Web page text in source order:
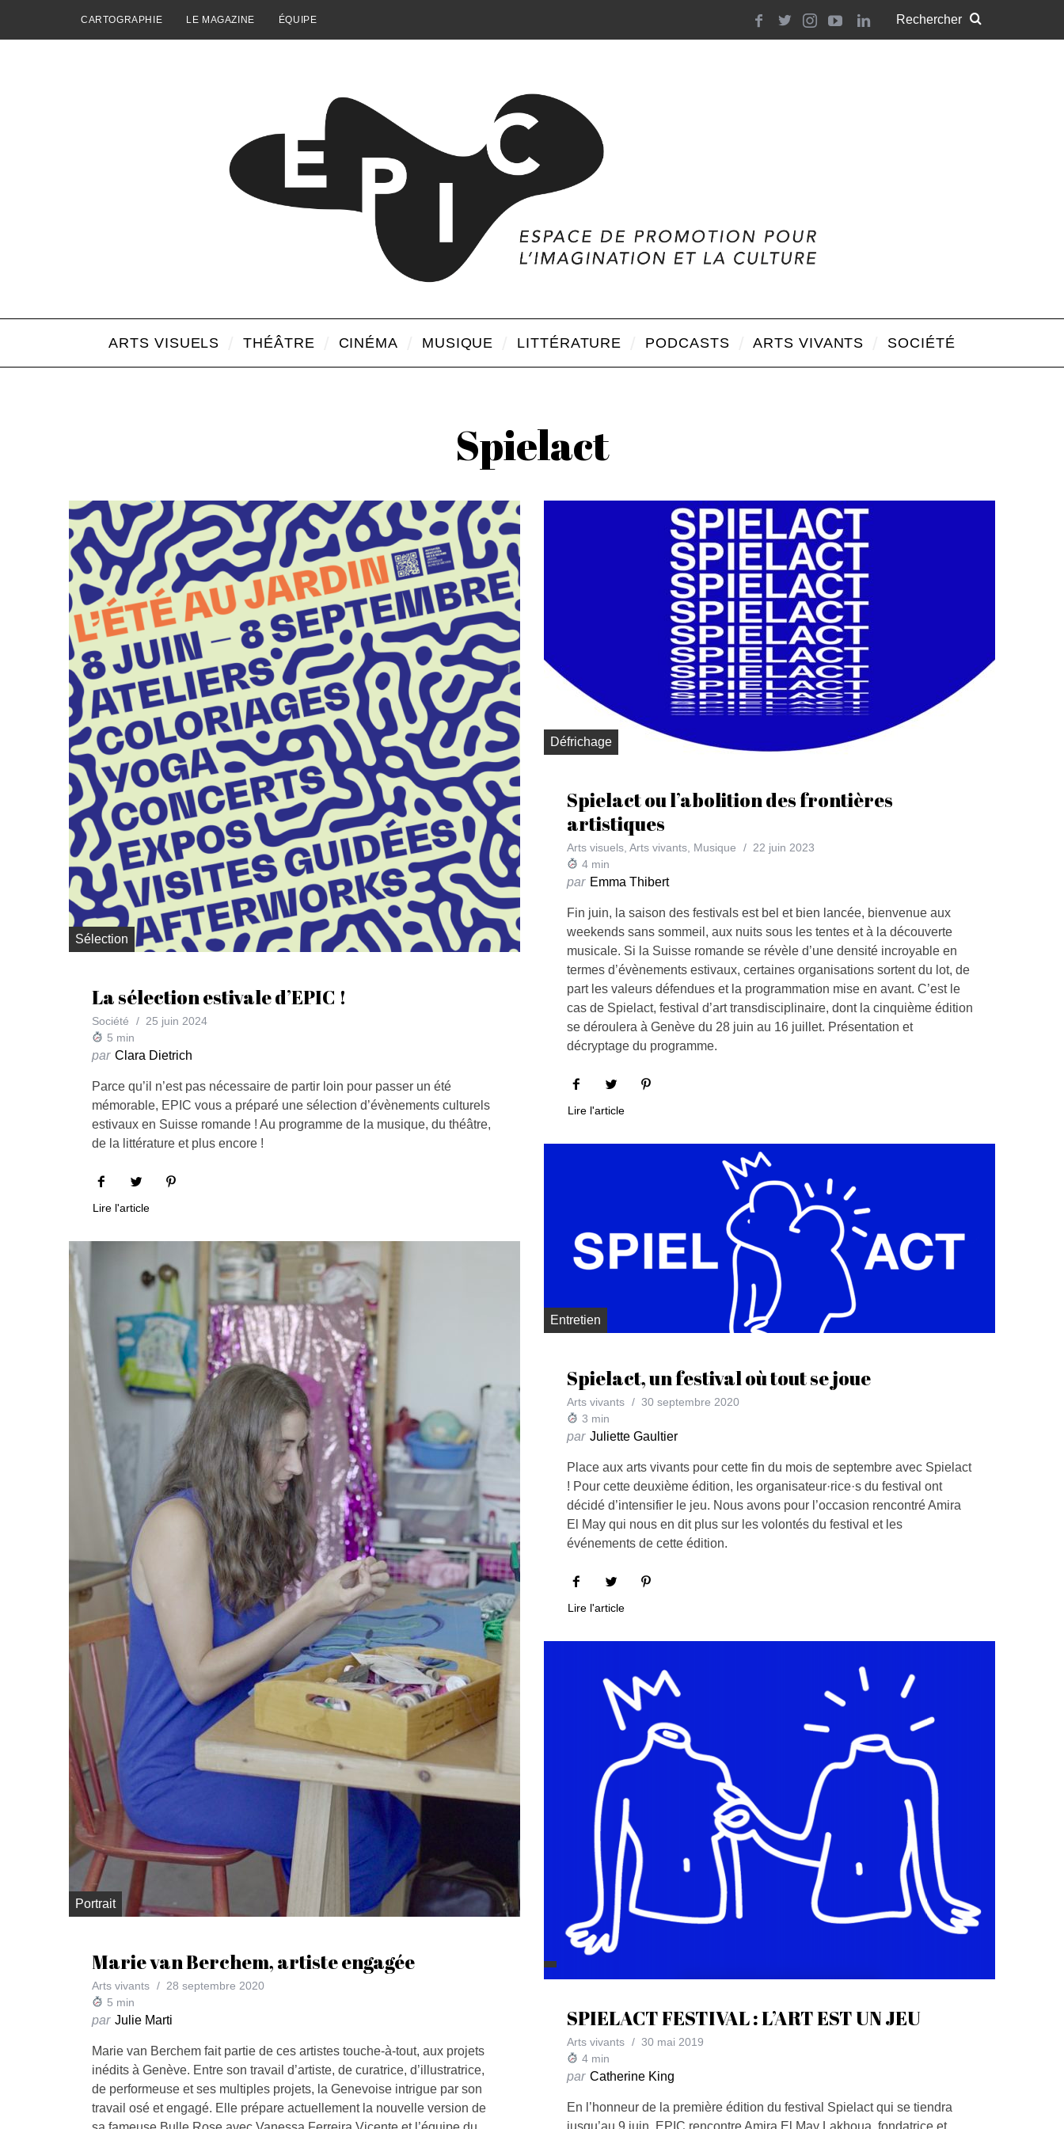
CARTOGRAPHIE LE MAGAZINE ÉQUIPE
ARTS VISUELS THÉÂTRE CINÉMA MUSIQUE LITTÉRATURE PODCASTS ARTS VIVANTS SOCIÉTÉ
Spielact
Sélection
La sélection estivale d’EPIC !
Société
25 juin 2024
5 min
par Clara Dietrich
Parce qu’il n’est pas nécessaire de partir loin pour passer un été
mémorable, EPIC vous a préparé une sélection d’évènements culturels
estivaux en Suisse romande ! Au programme de la musique, du théâtre,
de la littérature et plus encore !
Lire l'article
Défrichage
Spielact ou l’abolition des frontières
artistiques
Arts visuels, Arts vivants, Musique
22 juin 2023
4 min
par Emma Thibert
Fin juin, la saison des festivals est bel et bien lancée, bienvenue aux
weekends sans sommeil, aux nuits sous les tentes et à la découverte
musicale. Si la Suisse romande se révèle d’une densité incroyable en
termes d’évènements estivaux, certaines organisations sortent du lot, de
part les valeurs défendues et la programmation mise en avant. C’est le
cas de Spielact, festival d’art transdisciplinaire, dont la cinquième édition
se déroulera à Genève du 28 juin au 16 juillet. Présentation et
décryptage du programme.
Lire l'article
Entretien
Spielact, un festival où tout se joue
Arts vivants
30 septembre 2020
3 min
par Juliette Gaultier
Place aux arts vivants pour cette fin du mois de septembre avec Spielact
! Pour cette deuxième édition, les organisateur·rice·s du festival ont
décidé d’intensifier le jeu. Nous avons pour l’occasion rencontré Amira
El May qui nous en dit plus sur les volontés du festival et les
événements de cette édition.
Lire l'article
Portrait
Marie van Berchem, artiste engagée
Arts vivants
28 septembre 2020
5 min
par Julie Marti
Marie van Berchem fait partie de ces artistes touche-à-tout, aux projets
inédits à Genève. Entre son travail d’artiste, de curatrice, d’illustratrice,
de performeuse et ses multiples projets, la Genevoise intrigue par son
travail osé et engagé. Elle prépare actuellement la nouvelle version de
SPIELACT FESTIVAL : L’ART EST UN JEU
Arts vivants
30 mai 2019
4 min
par Catherine King
En l’honneur de la première édition du festival Spielact qui se tiendra
jusqu’au 9 juin, EPIC rencontre Amira El May Lakhoua, fondatrice et